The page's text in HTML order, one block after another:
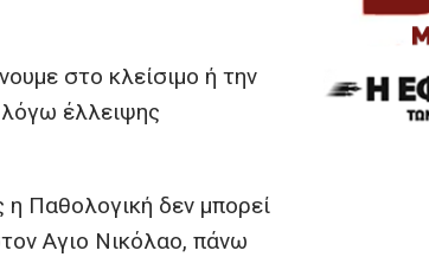
στο κλείσιμο ή την
λόγω έλλειψης
Παθολογική δεν μπορεί
Αγιο Νικόλαο, πάνω